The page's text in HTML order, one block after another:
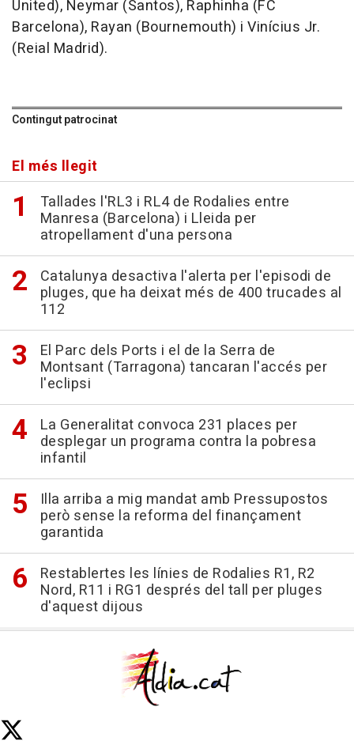
United), Neymar (Santos), Raphinha (FC
Barcelona), Rayan (Bournemouth) i Vinícius Jr.
(Reial Madrid).
Contingut patrocinat
El més llegit
Tallades l'RL3 i RL4 de Rodalies entre
Manresa (Barcelona) i Lleida per
atropellament d'una persona
Catalunya desactiva l'alerta per l'episodi de
pluges, que ha deixat més de 400 trucades al
112
El Parc dels Ports i el de la Serra de
Montsant (Tarragona) tancaran l'accés per
l'eclipsi
La Generalitat convoca 231 places per
desplegar un programa contra la pobresa
infantil
Illa arriba a mig mandat amb Pressupostos
però sense la reforma del finançament
garantida
Restablertes les línies de Rodalies R1, R2
Nord, R11 i RG1 després del tall per pluges
d'aquest dijous